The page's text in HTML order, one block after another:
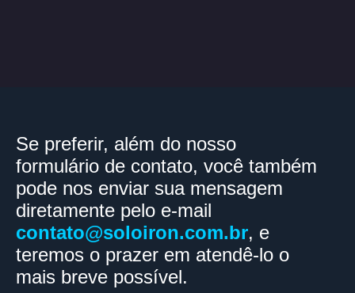
Se preferir, além do nosso
formulário de contato, você também
pode nos enviar sua mensagem
diretamente pelo e-mail
contato@soloiron.com.br, e
teremos o prazer em atendê-lo o
mais breve possível.